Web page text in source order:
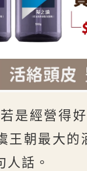
是經營得
王朝最大的
人話。